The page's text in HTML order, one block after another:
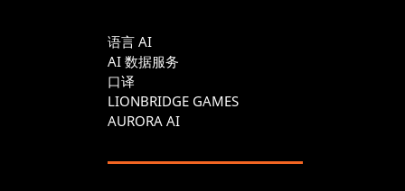
语言 AI
AI 数据服务
口译
LIONBRIDGE GAMES
AURORA AI